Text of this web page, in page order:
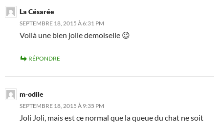
La Césarée
SEPTEMBRE 18, 2015 À 6:31 PM
Voilà une bien jolie demoiselle 😉
RÉPONDRE
m-odile
SEPTEMBRE 18, 2015 À 9:35 PM
Joli Joli, mais est ce normal que la queue du chat ne soit